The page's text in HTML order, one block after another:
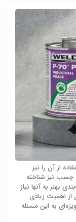
از آن را نیز
چسب نیز شناخته
بهتر به آنها نیاز
اهمیت زیادی
به این مسئله